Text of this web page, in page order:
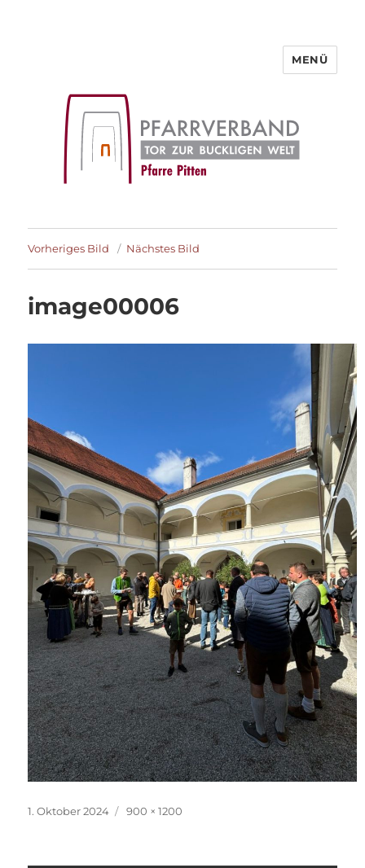
MENÜ
Vorheriges Bild Nächstes Bild
image00006
Veröffentlicht
1. Oktober 2024 Originalgröße
900 × 1200